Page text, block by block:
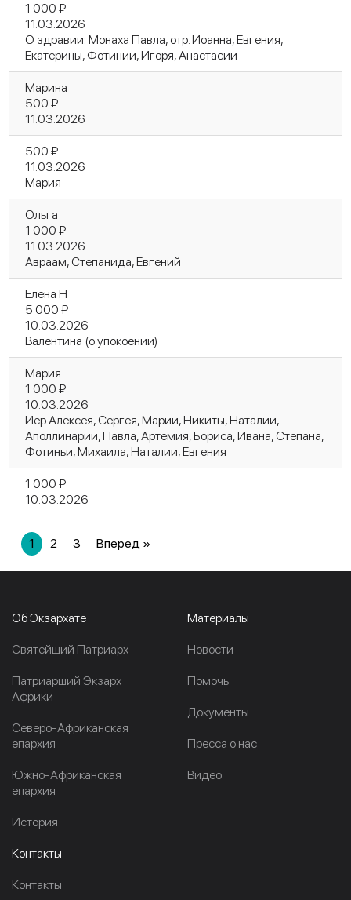
1 000 ₽
11.03.2026
О здравии: Монаха Павла, отр. Иоанна, Евгения,
Екатерины, Фотинии, Игоря, Анастасии
Марина
500 ₽
11.03.2026
500 ₽
11.03.2026
Мария
Ольга
1 000 ₽
11.03.2026
Авраам, Степанида, Евгений
Елена Н
5 000 ₽
10.03.2026
Валентина (о упокоении)
Мария
1 000 ₽
10.03.2026
Иер.Алексея, Сергея, Марии, Никиты, Наталии,
Аполлинарии, Павла, Артемия, Бориса, Ивана, Степана,
Фотиньи, Михаила, Наталии, Евгения
1 000 ₽
10.03.2026
1 2 3 Вперед »
Об Экзархате
Cвятейший Патриарх
Патриарший Экзарх
Африки
Северо-Африканская
епархия
Южно-Африканская
епархия
История
Материалы
Новости
Помочь
Документы
Пресса о нас
Видео
Контакты
Контакты